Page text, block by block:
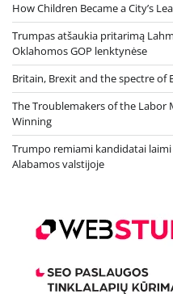
How Children Became a City’s
Trumpas atšaukia pritarimą
Oklahomos GOP lenktynėse
Britain, Brexit and the spectre of
The Troublemakers of the Labor
Winning
Trumpo remiami kandidatai
Alabamos valstijoje